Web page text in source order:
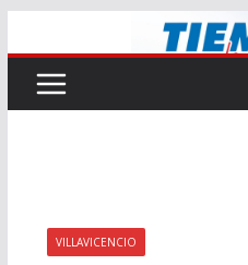
al
contenido
VILLAVICENCIO